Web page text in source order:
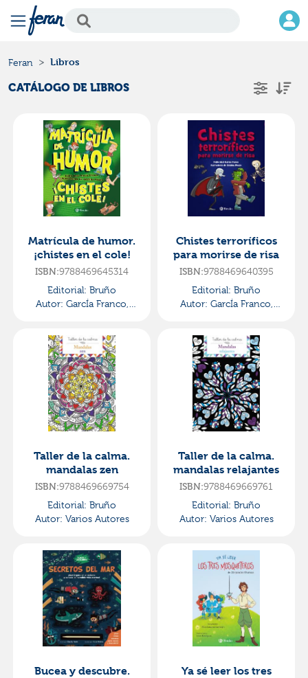
Feran Libros
CATÁLOGO DE LIBROS
Matrícula de humor.
¡chistes en el cole!
ISBN:9788469645314
Editorial: Bruño
Autor: GarcÍa Franco,
Chistes terroríficos
para morirse de risa
ISBN:9788469640395
Editorial: Bruño
Autor: GarcÍa Franco,
Taller de la calma.
mandalas zen
ISBN:9788469669754
Editorial: Bruño
Autor: Varios Autores
Taller de la calma.
mandalas relajantes
ISBN:9788469669761
Editorial: Bruño
Autor: Varios Autores
Bucea y descubre.
Ya sé leer los tres